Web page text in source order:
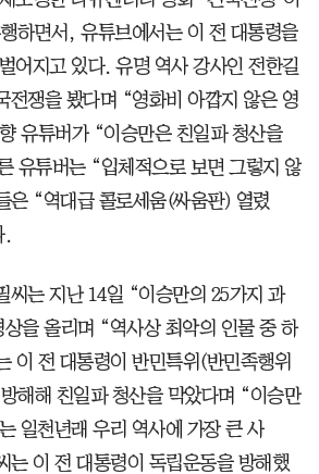
하면서, 유튜브에서는 이 전 대통령을
어지고 있다. 유명 역사 강사인 전한길
전쟁을 봤다며 “영화비 아깝지 않은 영
유튜버가 “이승만은 친일파 청산을
유튜버는 “입체적으로 보면 그렇지 않
은 “역대급 콜로세움(싸움판) 열렸
씨는 지난 14일 “이승만의 25가지 과
을 올리며 “역사상 최악의 인물 중 하
이 전 대통령이 반민특위(반민족행위
해해 친일파 청산을 막았다며 “이승만
일천년래 우리 역사에 가장 큰 사
는 이 전 대통령이 독립운동을 방해했